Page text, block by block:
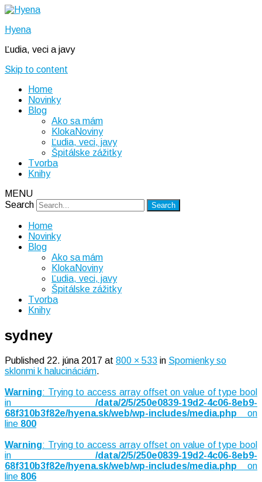
Hyena
Ľudia, veci a javy
Skip to content
Home
Novinky
Blog
Ako sa mám
KlokaNoviny
Ľudia, veci, javy
Špitálske zážitky
Tvorba
Knihy
MENU
Search
Home
Novinky
Blog
Ako sa mám
KlokaNoviny
Ľudia, veci, javy
Špitálske zážitky
Tvorba
Knihy
sydney
Published 22. júna 2017 at 800 × 533 in Spomienky so
sklonmi k halucináciám.
Warning: Trying to access array offset on value of type bool
in /data/2/5/250e0839-19d2-4c06-8eb9-
68f310b3f82e/hyena.sk/web/wp-includes/media.php on
line 800
Warning: Trying to access array offset on value of type bool
in /data/2/5/250e0839-19d2-4c06-8eb9-
68f310b3f82e/hyena.sk/web/wp-includes/media.php on
line 806